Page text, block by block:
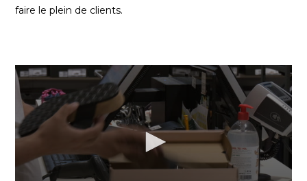
faire le plein de clients.